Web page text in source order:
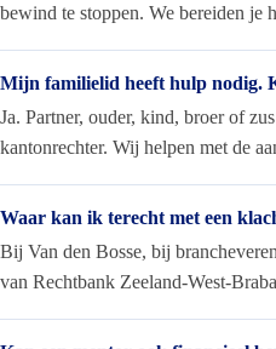
bewind te stoppen. We bereiden je
Mijn familielid heeft hulp nodig.
Ja. Partner, ouder, kind, broer of
kantonrechter. Wij helpen met de
Waar kan ik terecht met een
Bij Van den Bosse, bij
van Rechtbank Zeeland-West-